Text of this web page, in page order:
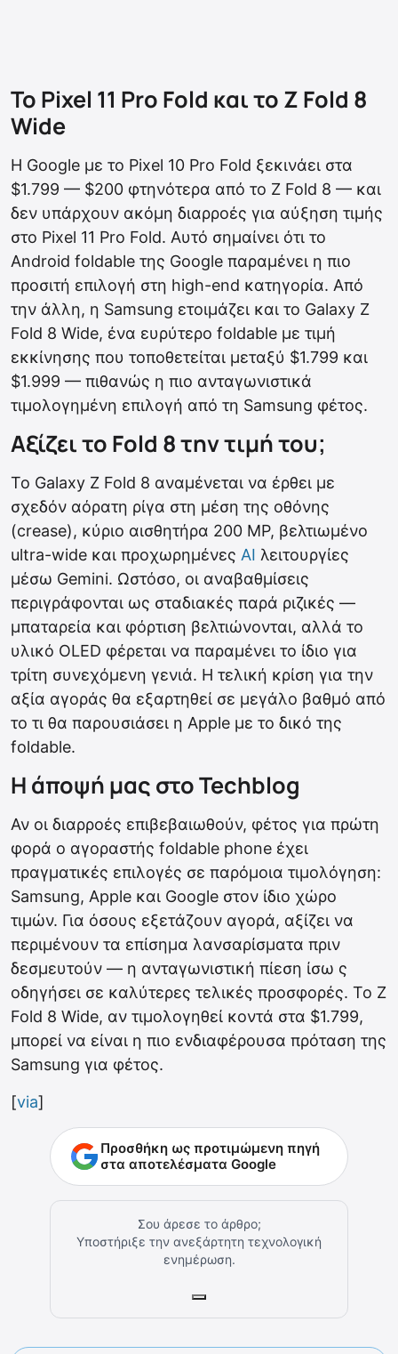
Το Pixel 11 Pro Fold και το Z Fold 8
Wide
Η Google με το Pixel 10 Pro Fold ξεκινάει στα
$1.799 — $200 φτηνότερα από το Z Fold 8 — και
δεν υπάρχουν ακόμη διαρροές για αύξηση τιμής
στο Pixel 11 Pro Fold. Αυτό σημαίνει ότι το
Android foldable της Google παραμένει η πιο
προσιτή επιλογή στη high-end κατηγορία. Από
την άλλη, η Samsung ετοιμάζει και το Galaxy Z
Fold 8 Wide, ένα ευρύτερο foldable με τιμή
εκκίνησης που τοποθετείται μεταξύ $1.799 και
$1.999 — πιθανώς η πιο ανταγωνιστικά
τιμολογημένη επιλογή από τη Samsung φέτος.
Αξίζει το Fold 8 την τιμή του;
Το Galaxy Z Fold 8 αναμένεται να έρθει με
σχεδόν αόρατη ρίγα στη μέση της οθόνης
(crease), κύριο αισθητήρα 200 MP, βελτιωμένο
ultra-wide και προχωρημένες AI λειτουργίες
μέσω Gemini. Ωστόσο, οι αναβαθμίσεις
περιγράφονται ως σταδιακές παρά ριζικές —
μπαταρεία και φόρτιση βελτιώνονται, αλλά το
υλικό OLED φέρεται να παραμένει το ίδιο για
τρίτη συνεχόμενη γενιά. Η τελική κρίση για την
αξία αγοράς θα εξαρτηθεί σε μεγάλο βαθμό από
το τι θα παρουσιάσει η Apple με το δικό της
foldable.
Η άποψή μας στο Techblog
Αν οι διαρροές επιβεβαιωθούν, φέτος για πρώτη
φορά ο αγοραστής foldable phone έχει
πραγματικές επιλογές σε παρόμοια τιμολόγηση:
Samsung, Apple και Google στον ίδιο χώρο
τιμών. Για όσους εξετάζουν αγορά, αξίζει να
περιμένουν τα επίσημα λανσαρίσματα πριν
δεσμευτούν — η ανταγωνιστική πίεση ίσω ς
οδηγήσει σε καλύτερες τελικές προσφορές. Το Z
Fold 8 Wide, αν τιμολογηθεί κοντά στα $1.799,
μπορεί να είναι η πιο ενδιαφέρουσα πρόταση της
Samsung για φέτος.
[via]
Προσθήκη ως προτιμώμενη πηγή
στα αποτελέσματα Google
Σου άρεσε το άρθρο;
Υποστήριξε την ανεξάρτητη τεχνολογική
ενημέρωση.